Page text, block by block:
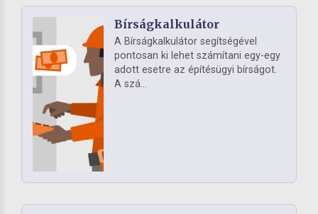
Bírságkalkulátor
A Bírságkalkulátor segítségével
pontosan ki lehet számítani egy-egy
adott esetre az építésügyi bírságot.
A szá...